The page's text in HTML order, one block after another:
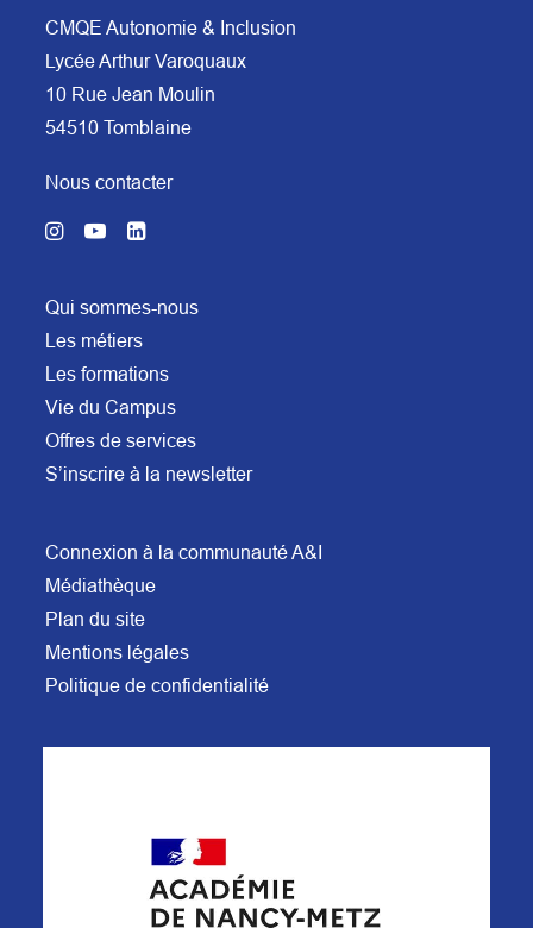
CMQE Autonomie & Inclusion
Lycée Arthur Varoquaux
10 Rue Jean Moulin
54510 Tomblaine
Nous contacter
Qui sommes-nous
Les métiers
Les formations
Vie du Campus
Offres de services
S’inscrire à la newsletter
Connexion à la communauté A&I
Médiathèque
Plan du site
Mentions légales
Politique de confidentialité